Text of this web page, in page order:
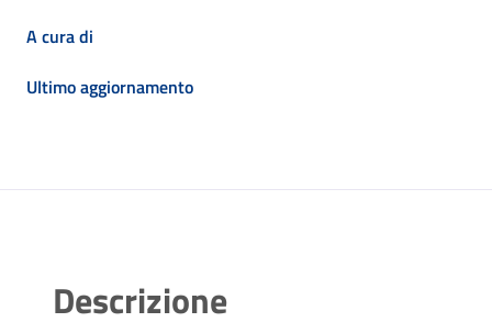
A cura di
Ultimo aggiornamento
Descrizione